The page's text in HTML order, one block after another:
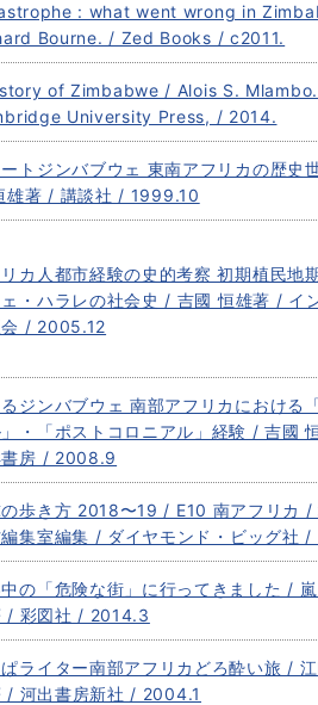
: what went wrong in
Bourne. / Zed Books / c2011.
of Zimbabwe / Alois S.
University Press, / 2014.
トジンバブウェ 東南アフリカの歴史
雄著 / 講談社 / 1999.10
カ人都市経験の史的考察 初期植民地
・ハラレの社会史 / 吉國 恒雄著 / イ
会 / 2005.12
ジンバブウェ 南部アフリカにおける
・「ポストコロニアル」経験 / 吉國
書房 / 2008.9
歩き方 2018〜19 / E10 南アフリカ /
編集室編集 / ダイヤモンド・ビッグ社
の「危険な街」に行ってきました /
/ 彩図社 / 2014.3
ぱライター南部アフリカどろ酔い旅 /
/ 河出書房新社 / 2004.1